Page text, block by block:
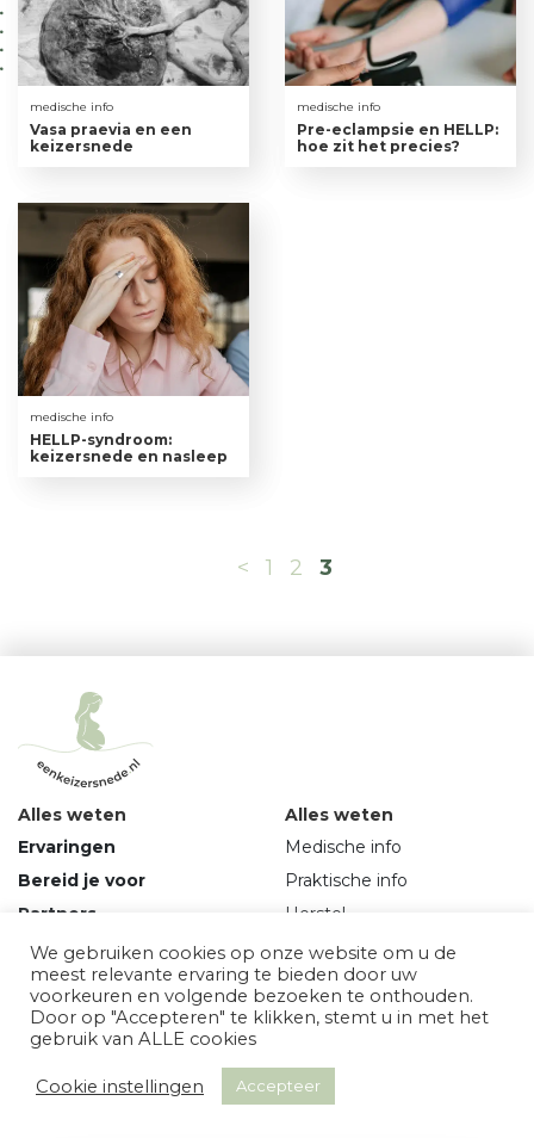
medische info
Vasa praevia en een
keizersnede
medische info
Pre-eclampsie en HELLP:
hoe zit het precies?
medische info
HELLP-syndroom:
keizersnede en nasleep
< 1 2 3
Alles weten
Ervaringen
Bereid je voor
Partners
Over ons
Vragen en contact
Alles weten
Medische info
Praktische info
Herstel
Mindset
© eenkeizersnede.nl 2026
We gebruiken cookies op onze website om u de
meest relevante ervaring te bieden door uw
voorkeuren en volgende bezoeken te onthouden.
Door op "Accepteren" te klikken, stemt u in met het
gebruik van ALLE cookies
Cookie instellingen Accepteer